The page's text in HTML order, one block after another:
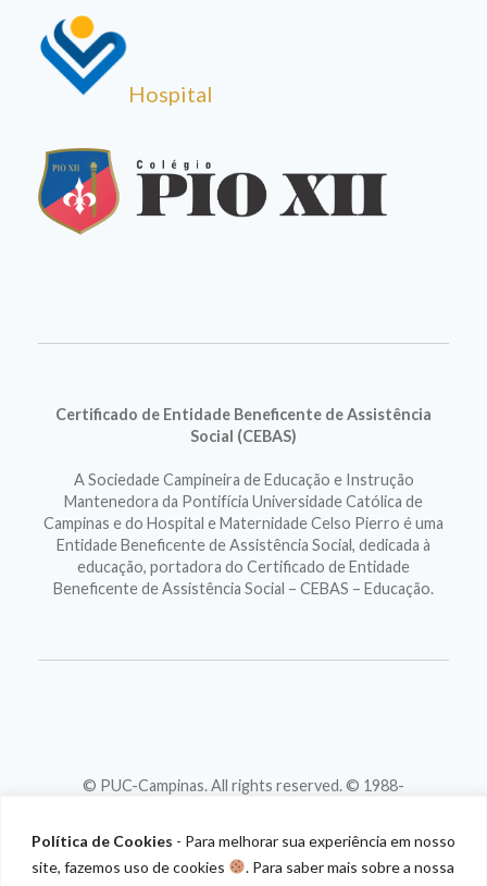
Política de Cookies - Para melhorar sua experiência em nosso
site, fazemos uso de cookies
. Para saber mais sobre a nossa
Hospital
Certificado de Entidade Beneficente de Assistência
Social (CEBAS)
A Sociedade Campineira de Educação e Instrução
Mantenedora da Pontifícia Universidade Católica de
Campinas e do Hospital e Maternidade Celso Pierro é uma
Entidade Beneficente de Assistência Social, dedicada à
educação, portadora do Certificado de Entidade
Beneficente de Assistência Social – CEBAS – Educação.
© PUC-Campinas. All rights reserved. © 1988-